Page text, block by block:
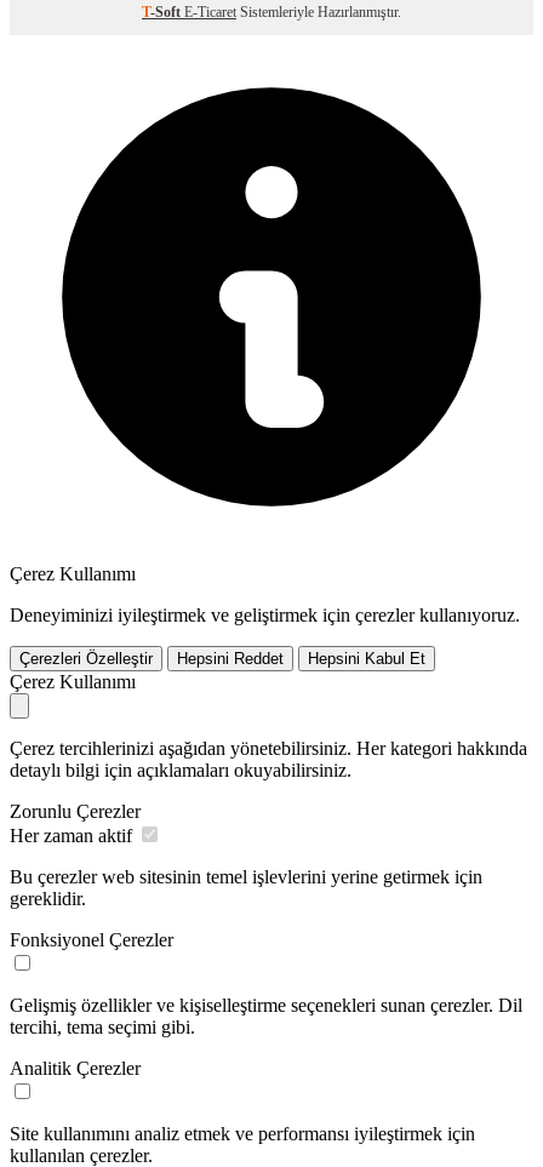
T-Soft E-Ticaret Sistemleriyle Hazırlanmıştır.
Çerez Kullanımı
Deneyiminizi iyileştirmek ve geliştirmek için çerezler kullanıyoruz.
Çerezleri Özelleştir Hepsini Reddet Hepsini Kabul Et
Çerez Kullanımı
Çerez tercihlerinizi aşağıdan yönetebilirsiniz. Her kategori hakkında
detaylı bilgi için açıklamaları okuyabilirsiniz.
Zorunlu Çerezler
Her zaman aktif
Bu çerezler web sitesinin temel işlevlerini yerine getirmek için
gereklidir.
Fonksiyonel Çerezler
Gelişmiş özellikler ve kişiselleştirme seçenekleri sunan çerezler. Dil
tercihi, tema seçimi gibi.
Analitik Çerezler
Site kullanımını analiz etmek ve performansı iyileştirmek için
kullanılan çerezler.